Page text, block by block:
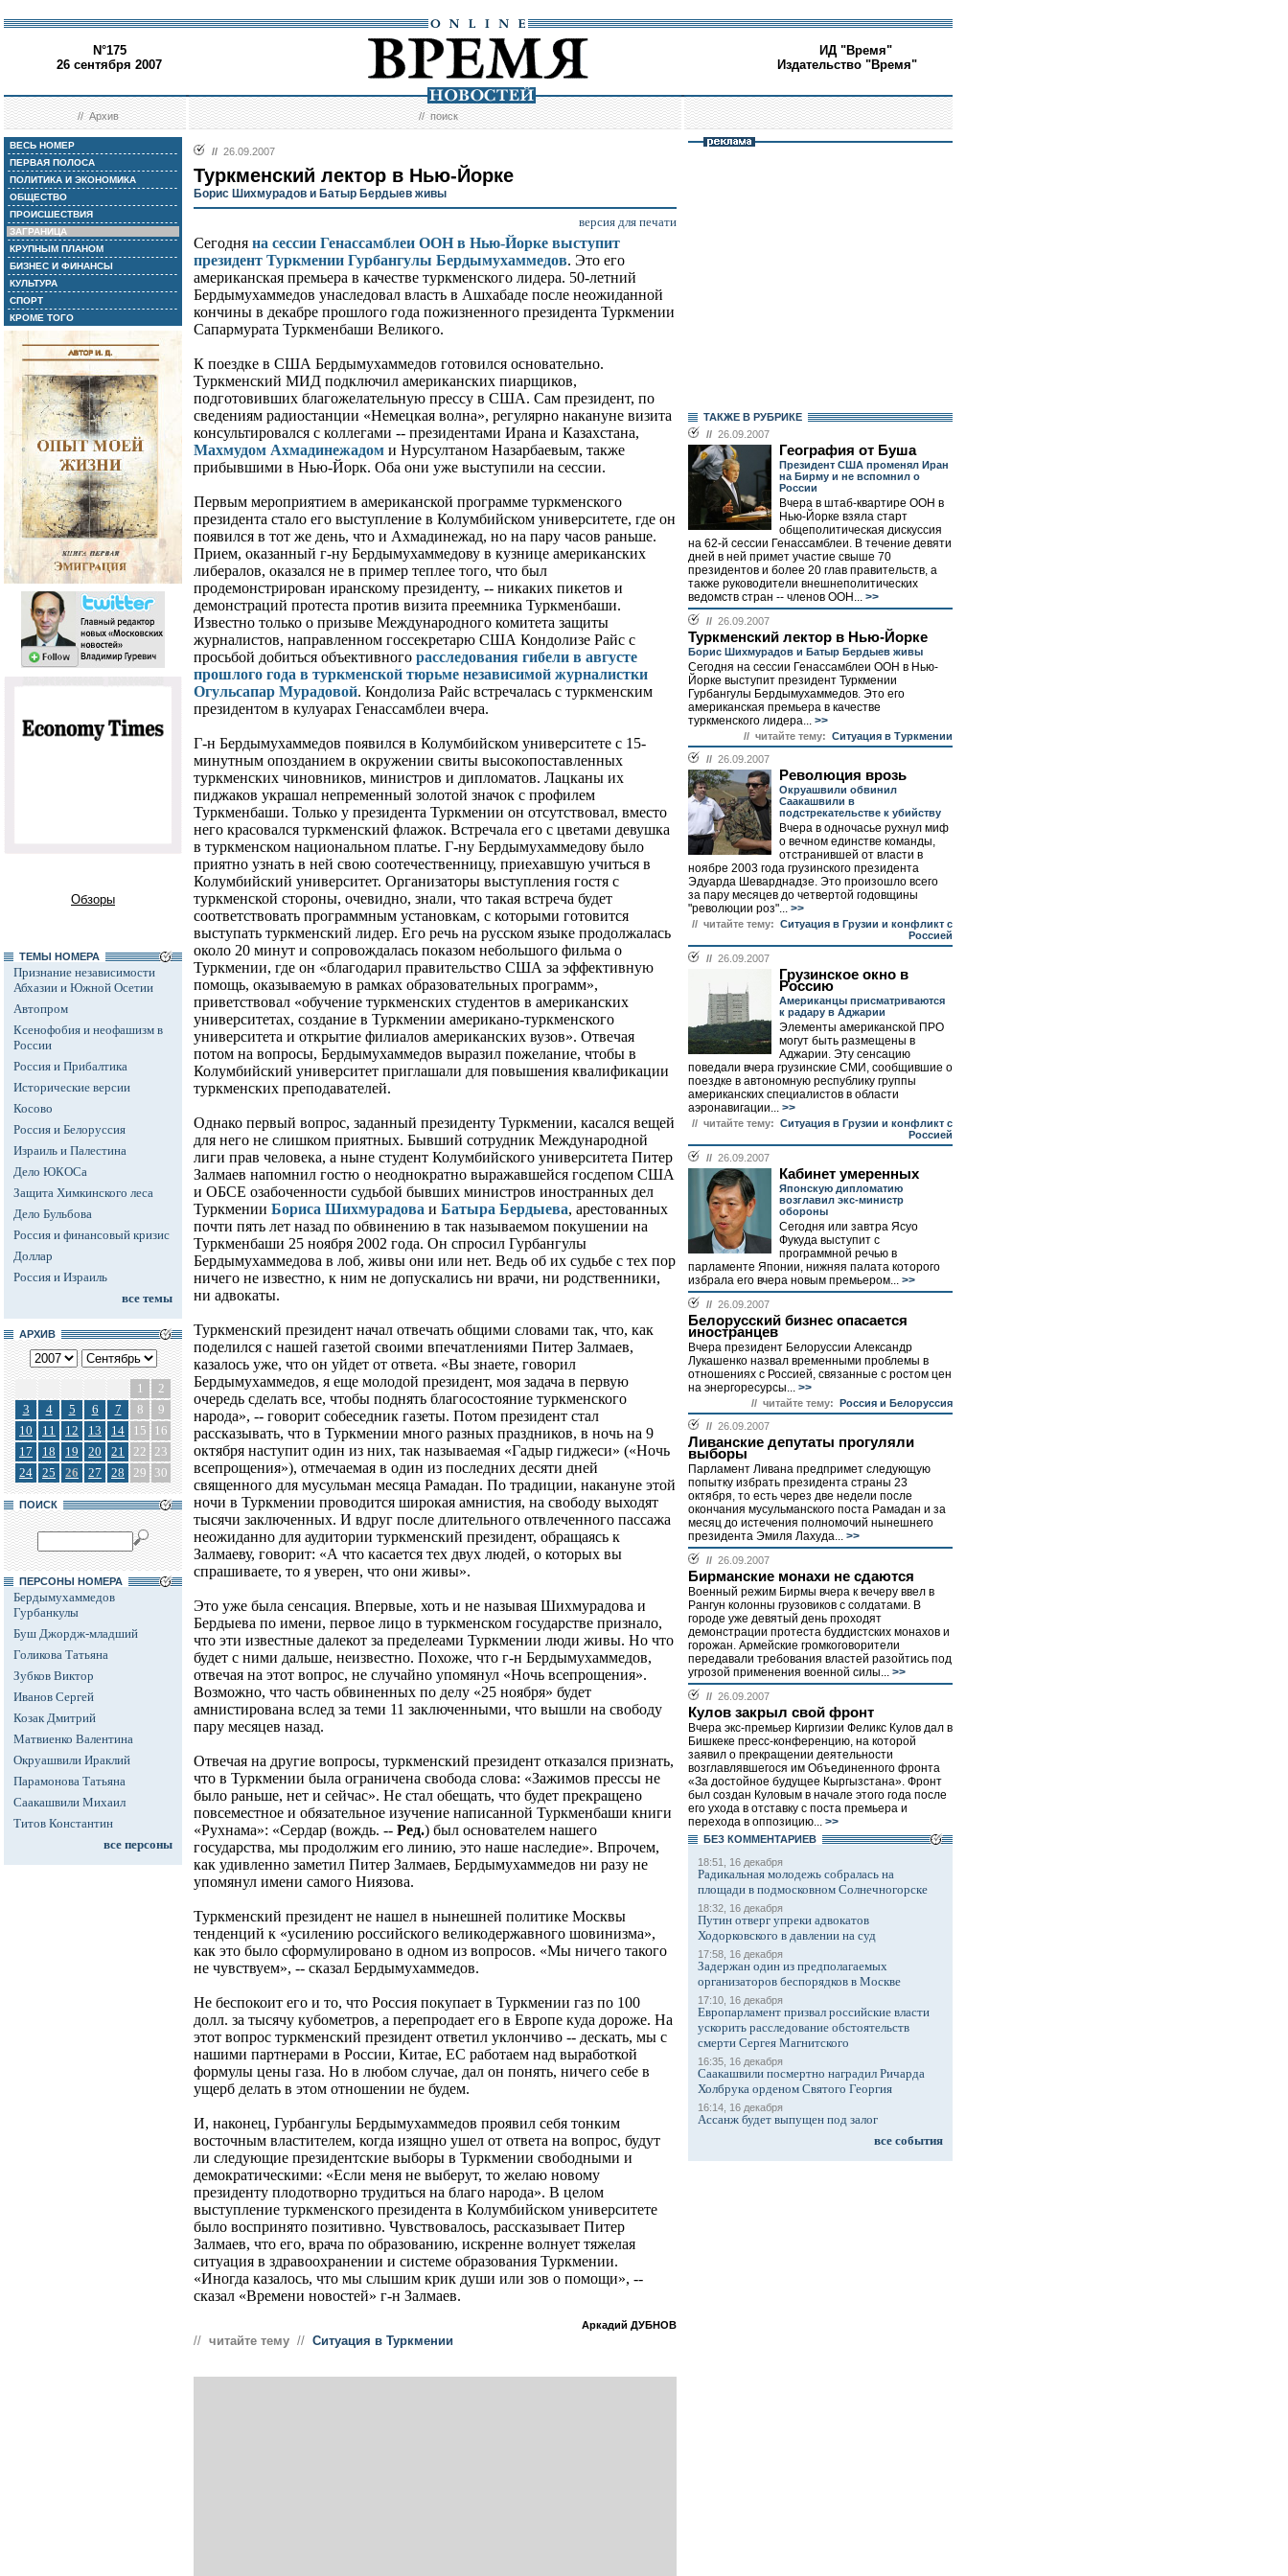
N°175
26 сентября 2007
ИД "Время"
Издательство "Время"
//Архив //поиск
ВЕСЬ НОМЕР
ПЕРВАЯ ПОЛОСА
ПОЛИТИКА И ЭКОНОМИКА
ОБЩЕСТВО
ПРОИСШЕСТВИЯ
ЗАГРАНИЦА
КРУПНЫМ ПЛАНОМ
БИЗНЕС И ФИНАНСЫ
КУЛЬТУРА
СПОРТ
КРОМЕ ТОГО
Обзоры
ТЕМЫ НОМЕРА
Признание независимости
Абхазии и Южной Осетии
Автопром
Ксенофобия и неофашизм в
России
Россия и Прибалтика
Исторические версии
Косово
Россия и Белоруссия
Израиль и Палестина
Дело ЮКОСа
Защита Химкинского леса
Дело Бульбова
Россия и финансовый кризис
Доллар
Россия и Израиль
все темы
АРХИВ
1
2
3
4 5 6 7 8
9
10
11 12 13 14 15
16
17
18 19 20 21 22 23
24
25 26 27 28 29 30
ПОИСК
ПЕРСОНЫ НОМЕРА
Бердымухаммедов
Гурбанкулы
Буш Джордж-младший
Голикова Татьяна
Зубков Виктор
Иванов Сергей
Козак Дмитрий
Матвиенко Валентина
Окруашвили Ираклий
Парамонова Татьяна
Саакашвили Михаил
Титов Константин
все персоны
// 26.09.2007
Туркменский лектор в Нью-Йорке
Борис Шихмурадов и Батыр Бердыев живы
версия для печати
Сегодня на сессии Генассамблеи ООН в Нью-Йорке выступит
президент Туркмении Гурбангулы Бердымухаммедов. Это его
американская премьера в качестве туркменского лидера. 50-летний
Бердымухаммедов унаследовал власть в Ашхабаде после неожиданной
кончины в декабре прошлого года пожизненного президента Туркмении
Сапармурата Туркменбаши Великого.
К поездке в США Бердымухаммедов готовился основательно.
Туркменский МИД подключил американских пиарщиков,
подготовивших благожелательную прессу в США. Сам президент, по
сведениям радиостанции «Немецкая волна», регулярно накануне визита
консультировался с коллегами -- президентами Ирана и Казахстана,
Махмудом Ахмадинежадом и Нурсултаном Назарбаевым, также
прибывшими в Нью-Йорк. Оба они уже выступили на сессии.
Первым мероприятием в американской программе туркменского
президента стало его выступление в Колумбийском университете, где он
появился в тот же день, что и Ахмадинежад, но на пару часов раньше.
Прием, оказанный г-ну Бердымухаммедову в кузнице американских
либералов, оказался не в пример теплее того, что был
продемонстрирован иранскому президенту, -- никаких пикетов и
демонстраций протеста против визита преемника Туркменбаши.
Известно только о призыве Международного комитета защиты
журналистов, направленном госсекретарю США Кондолизе Райс с
просьбой добиться объективного расследования гибели в августе
прошлого года в туркменской тюрьме независимой журналистки
Огульсапар Мурадовой. Кондолиза Райс встречалась с туркменским
президентом в кулуарах Генассамблеи вчера.
Г-н Бердымухаммедов появился в Колумбийском университете с 15-
минутным опозданием в окружении свиты высокопоставленных
туркменских чиновников, министров и дипломатов. Лацканы их
пиджаков украшал непременный золотой значок с профилем
Туркменбаши. Только у президента Туркмении он отсутствовал, вместо
него красовался туркменский флажок. Встречала его с цветами девушка
в туркменском национальном платье. Г-ну Бердымухаммедову было
приятно узнать в ней свою соотечественницу, приехавшую учиться в
Колумбийский университет. Организаторы выступления гостя с
туркменской стороны, очевидно, знали, что такая встреча будет
соответствовать программным установкам, с которыми готовится
выступать туркменский лидер. Его речь на русском языке продолжалась
около 20 минут и сопровождалась показом небольшого фильма о
Туркмении, где он «благодарил правительство США за эффективную
помощь, оказываемую в рамках образовательных программ»,
приветствовал «обучение туркменских студентов в американских
университетах, создание в Туркмении американо-туркменского
университета и открытие филиалов американских вузов». Отвечая
потом на вопросы, Бердымухаммедов выразил пожелание, чтобы в
Колумбийский университет приглашали для повышения квалификации
туркменских преподавателей.
Однако первый вопрос, заданный президенту Туркмении, касался вещей
для него не слишком приятных. Бывший сотрудник Международной
лиги прав человека, а ныне студент Колумбийского университета Питер
Залмаев напомнил гостю о неоднократно выражавшейся госдепом США
и ОБСЕ озабоченности судьбой бывших министров иностранных дел
Туркмении Бориса Шихмурадова и Батыра Бердыева, арестованных
почти пять лет назад по обвинению в так называемом покушении на
Туркменбаши 25 ноября 2002 года. Он спросил Гурбангулы
Бердымухаммедова в лоб, живы они или нет. Ведь об их судьбе с тех пор
ничего не известно, к ним не допускались ни врачи, ни родственники,
ни адвокаты.
Туркменский президент начал отвечать общими словами так, что, как
поделился с нашей газетой своими впечатлениями Питер Залмаев,
казалось уже, что он уйдет от ответа. «Вы знаете, говорил
Бердымухаммедов, я еще молодой президент, моя задача в первую
очередь сделать все, чтобы поднять благосостояние туркменского
народа», -- говорит собеседник газеты. Потом президент стал
рассказывать, что в Туркмении много разных праздников, в ночь на 9
октября наступит один из них, так называемая «Гадыр гиджеси» («Ночь
всепрощения»), отмечаемая в один из последних десяти дней
священного для мусульман месяца Рамадан. По традиции, накануне этой
ночи в Туркмении проводится широкая амнистия, на свободу выходят
тысячи заключенных. И вдруг после длительного отвлеченного пассажа
неожиданно для аудитории туркменский президент, обращаясь к
Залмаеву, говорит: «А что касается тех двух людей, о которых вы
спрашиваете, то я уверен, что они живы».
Это уже была сенсация. Впервые, хоть и не называя Шихмурадова и
Бердыева по имени, первое лицо в туркменском государстве признало,
что эти известные далекот за пределеами Туркмении люди живы. Но что
будет с ними дальше, неизвестно. Похоже, что г-н Бердымухаммедов,
отвечая на этот вопрос, не случайно упомянул «Ночь всепрощения».
Возможно, что часть обвиненных по делу «25 ноября» будет
амнистирована вслед за теми 11 заключенными, что вышли на свободу
пару месяцев назад.
Отвечая на другие вопросы, туркменский президент отказался признать,
что в Туркмении была ограничена свобода слова: «Зажимов прессы не
было раньше, нет и сейчас». Не стал обещать, что будет прекращено
повсеместное и обязательное изучение написанной Туркменбаши книги
«Рухнама»: «Сердар (вождь. -- Ред.) был основателем нашего
государства, мы продолжим его линию, это наше наследие». Впрочем,
как удивленно заметил Питер Залмаев, Бердымухаммедов ни разу не
упомянул имени самого Ниязова.
Туркменский президент не нашел в нынешней политике Москвы
тенденций к «усилению российского великодержавного шовинизма»,
как это было сформулировано в одном из вопросов. «Мы ничего такого
не чувствуем», -- сказал Бердымухаммедов.
Не беспокоит его и то, что Россия покупает в Туркмении газ по 100
долл. за тысячу кубометров, а перепродает его в Европе куда дороже. На
этот вопрос туркменский президент ответил уклончиво -- дескать, мы с
нашими партнерами в России, Китае, ЕС работаем над выработкой
формулы цены газа. Но в любом случае, дал он понять, ничего себе в
ущерб делать в этом отношении не будем.
И, наконец, Гурбангулы Бердымухаммедов проявил себя тонким
восточным властителем, когда изящно ушел от ответа на вопрос, будут
ли следующие президентские выборы в Туркмении свободными и
демократическими: «Если меня не выберут, то желаю новому
президенту плодотворно трудиться на благо народа». В целом
выступление туркменского президента в Колумбийском университете
было воспринято позитивно. Чувствовалось, рассказывает Питер
Залмаев, что его, врача по образованию, искренне волнует тяжелая
ситуация в здравоохранении и системе образования Туркмении.
«Иногда казалось, что мы слышим крик души или зов о помощи», --
сказал «Времени новостей» г-н Залмаев.
Аркадий ДУБНОВ
// читайте тему // Ситуация в Туркмении
ТАКЖЕ В РУБРИКЕ
// 26.09.2007
География от Буша
Президент США променял Иран
на Бирму и не вспомнил о
России
Вчера в штаб-квартире ООН в
Нью-Йорке взяла старт
общеполитическая дискуссия
на 62-й сессии Генассамблеи. В течение девяти
дней в ней примет участие свыше 70
президентов и более 20 глав правительств, а
также руководители внешнеполитических
ведомств стран -- членов ООН... >>
// 26.09.2007
Туркменский лектор в Нью-Йорке
Борис Шихмурадов и Батыр Бердыев живы
Сегодня на сессии Генассамблеи ООН в Нью-
Йорке выступит президент Туркмении
Гурбангулы Бердымухаммедов. Это его
американская премьера в качестве
туркменского лидера... >>
// читайте тему: Ситуация в Туркмении
// 26.09.2007
Революция врозь
Окруашвили обвинил
Саакашвили в
подстрекательстве к убийству
Вчера в одночасье рухнул миф
о вечном единстве команды,
отстранившей от власти в
ноябре 2003 года грузинского президента
Эдуарда Шеварднадзе. Это произошло всего
за пару месяцев до четвертой годовщины
"революции роз"... >>
// читайте тему: Ситуация в Грузии и конфликт с
Россией
// 26.09.2007
Грузинское окно в
Россию
Американцы присматриваются
к радару в Аджарии
Элементы американской ПРО
могут быть размещены в
Аджарии. Эту сенсацию
поведали вчера грузинские СМИ, сообщившие о
поездке в автономную республику группы
американских специалистов в области
аэронавигации... >>
// читайте тему: Ситуация в Грузии и конфликт с
Россией
// 26.09.2007
Кабинет умеренных
Японскую дипломатию
возглавил экс-министр
обороны
Сегодня или завтра Ясуо
Фукуда выступит с
программной речью в
парламенте Японии, нижняя палата которого
избрала его вчера новым премьером... >>
// 26.09.2007
Белорусский бизнес опасается
иностранцев
Вчера президент Белоруссии Александр
Лукашенко назвал временными проблемы в
отношениях с Россией, связанные с ростом цен
на энергоресурсы... >>
// читайте тему: Россия и Белоруссия
// 26.09.2007
Ливанские депутаты прогуляли
выборы
Парламент Ливана предпримет следующую
попытку избрать президента страны 23
октября, то есть через две недели после
окончания мусульманского поста Рамадан и за
месяц до истечения полномочий нынешнего
президента Эмиля Лахуда... >>
// 26.09.2007
Бирманские монахи не сдаются
Военный режим Бирмы вчера к вечеру ввел в
Рангун колонны грузовиков с солдатами. В
городе уже девятый день проходят
демонстрации протеста буддистских монахов и
горожан. Армейские громкоговорители
передавали требования властей разойтись под
угрозой применения военной силы... >>
// 26.09.2007
Кулов закрыл свой фронт
Вчера экс-премьер Киргизии Феликс Кулов дал в
Бишкеке пресс-конференцию, на которой
заявил о прекращении деятельности
возглавлявшегося им Объединенного фронта
«За достойное будущее Кыргызстана». Фронт
был создан Куловым в начале этого года после
его ухода в отставку с поста премьера и
перехода в оппозицию... >>
БЕЗ КОМMЕНТАРИЕВ
18:51, 16 декабря
Радикальная молодежь собралась на
площади в подмосковном Солнечногорске
18:32, 16 декабря
Путин отверг упреки адвокатов
Ходорковского в давлении на суд
17:58, 16 декабря
Задержан один из предполагаемых
организаторов беспорядков в Москве
17:10, 16 декабря
Европарламент призвал российские власти
ускорить расследование обстоятельств
смерти Сергея Магнитского
16:35, 16 декабря
Саакашвили посмертно наградил Ричарда
Холбрука орденом Святого Георгия
16:14, 16 декабря
Ассанж будет выпущен под залог
все события